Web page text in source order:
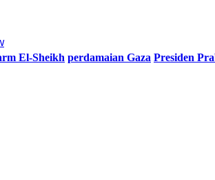
El-Sheikh perdamaian Gaza Presiden